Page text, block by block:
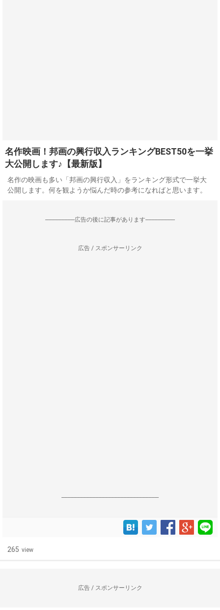
名作映画！邦画の興行収入ランキングBEST50を一挙
大公開します♪【最新版】
名作の映画も多い「邦画の興行収入」をランキング形式で一挙大
公開します。何を観ようか悩んだ時の参考になればと思います。
--------------------広告の後に記事があります--------------------
広告 / スポンサーリンク
------------------------------------------------------------------
265 view
広告 / スポンサーリンク